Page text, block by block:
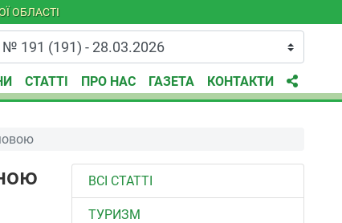
ОБЛАСТІ
СТАТТІ ПРО НАС ГАЗЕТА КОНТАКТИ
ВСІ СТАТТІ
ТУРИЗМ